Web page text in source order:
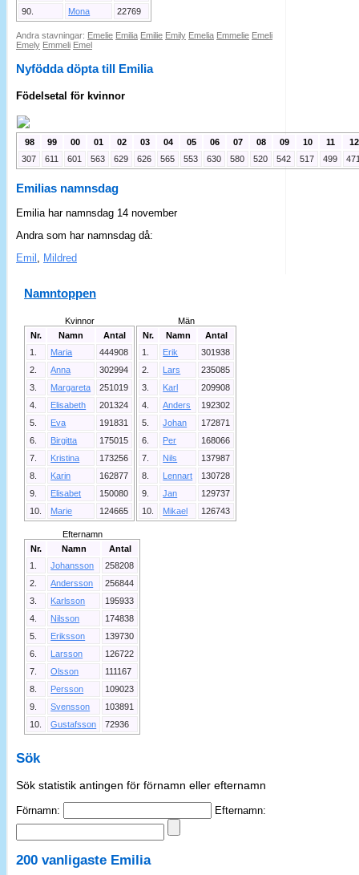
90.
Mona 22769
Andra stavningar: Emelie Emilia Emilie Emily Emelia Emmelie Emeli
Emely Emmeli Emel
Nyfödda döpta till Emilia
Födelsetal för kvinnor
98 99 00 01 02 03 04 05 06 07 08 09 10 11
12
307
611 601 563 629 626 565 553 630 580 520 542 517 499
Emilias namnsdag
Emilia har namnsdag 14 november
Andra som har namnsdag då:
Emil
Mildred
Namntoppen
Kvinnor
Nr.
Namn
Antal
1.
Maria
444908
2.
Anna
302994
3.
Margareta
251019
4.
Elisabeth
201324
5.
Eva
191831
6.
Birgitta
175015
7.
Kristina
173256
8.
Karin
162877
9.
Elisabet
150080
10.
Marie 124665
Män
Nr.
Namn
Antal
1.
Erik
301938
2.
Lars
235085
3.
Karl
209908
4.
Anders
192302
5.
Johan
172871
6.
Per
168066
7.
Nils
137987
8.
Lennart
130728
9.
Jan
129737
10.
Mikael 126743
Efternamn
Nr.
Namn
Antal
1.
Johansson
258208
2.
Andersson
256844
3.
Karlsson
195933
4.
Nilsson
174838
5.
Eriksson
139730
6.
Larsson
126722
7.
Olsson
111167
8.
Persson
109023
9.
Svensson
103891
10.
Gustafsson 72936
Sök
Sök statistik antingen för förnamn eller efternamn
Förnamn: Efternamn:
200 vanligaste Emilia